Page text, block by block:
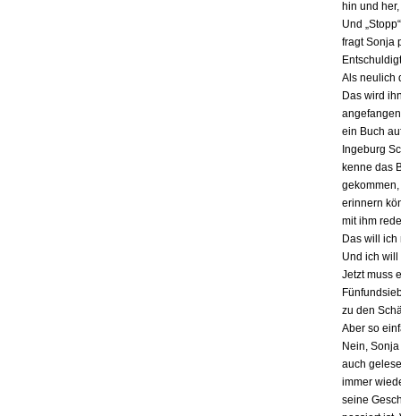
hin und
Und
fragt Sonja
Als neulich
Das wird
ein Buch
Ingeburg
kenne das
erinnern
mit ihm
Das will
Und ich
Jetzt muss
zu den
Aber so
Nein,
auch
immer
seine